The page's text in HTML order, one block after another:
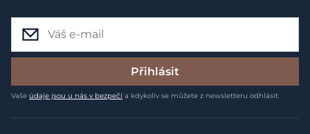
Přihlásit
Vaše údaje jsou u nás v bezpečí a kdykoliv se můžete z newsletteru odhlásit.